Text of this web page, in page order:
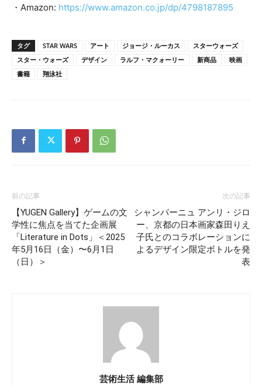
・Amazon: https://www.amazon.co.jp/dp/4798187895
タグ STAR WARS アート ジョージ・ルーカス
スターウォーズ
スター・ウォーズ
デザイン ラルフ・マクォーリー 新商品
映画
書籍
翔泳社
前の記事
【YUGEN Gallery】ゲームの文
学性に焦点を当てた企画展
「Literature in Dots」＜2025
年5月16日（金）〜6月1日
（日）＞
次の記事
シャンパーニュ アンリ・ジロ
ー、京都の日本画家森田りえ
子氏とのコラボレーションに
よるデザイン限定ボトルを発
表
芸術生活 編集部